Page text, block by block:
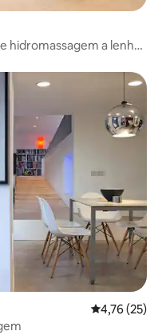
hidromassagem a lenha
4,76 de uma
4,76 (25)